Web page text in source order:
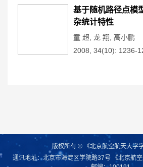
基于随机路径点模
杂统计特性
童 超 龙 翔
高小鹏
2008, 34(10): 1236-
版权所有 © 《北京航空航天大学
通讯地址：北京市海淀区学院路37号 《北京航